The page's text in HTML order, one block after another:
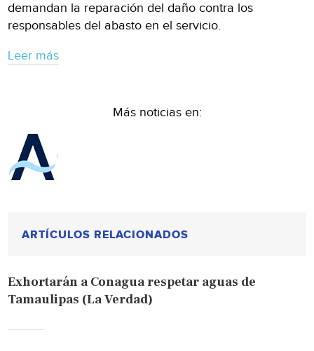
demandan la reparación del daño contra los
responsables del abasto en el servicio.
Leer más
Más noticias en:
ARTÍCULOS RELACIONADOS
Exhortarán a Conagua respetar aguas de
Tamaulipas (La Verdad)